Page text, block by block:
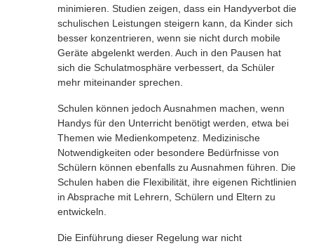
minimieren. Studien zeigen, dass ein Handyverbot die
schulischen Leistungen steigern kann, da Kinder sich
besser konzentrieren, wenn sie nicht durch mobile
Geräte abgelenkt werden. Auch in den Pausen hat
sich die Schulatmosphäre verbessert, da Schüler
mehr miteinander sprechen.
Schulen können jedoch Ausnahmen machen, wenn
Handys für den Unterricht benötigt werden, etwa bei
Themen wie Medienkompetenz. Medizinische
Notwendigkeiten oder besondere Bedürfnisse von
Schülern können ebenfalls zu Ausnahmen führen. Die
Schulen haben die Flexibilität, ihre eigenen Richtlinien
in Absprache mit Lehrern, Schülern und Eltern zu
entwickeln.
Die Einführung dieser Regelung war nicht